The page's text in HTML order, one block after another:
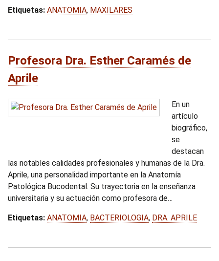
Etiquetas: ANATOMIA, MAXILARES
Profesora Dra. Esther Caramés de
Aprile
En un
artículo
biográfico,
se
destacan
las notables calidades profesionales y humanas de la Dra.
Aprile, una personalidad importante en la Anatomía
Patológica Bucodental. Su trayectoria en la enseñanza
universitaria y su actuación como profesora de…
Etiquetas: ANATOMIA, BACTERIOLOGIA, DRA. APRILE